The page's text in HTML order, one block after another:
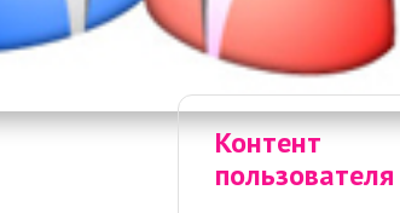
Контент
пользователя